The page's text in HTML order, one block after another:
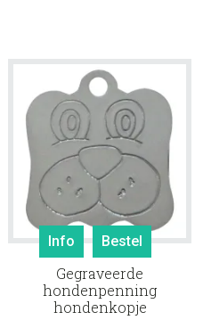
Info Bestel
Gegraveerde
hondenpenning
hondenkopje